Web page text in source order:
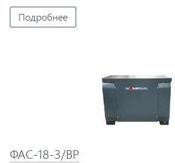
Подробнее
ФАС-18-3/ВР